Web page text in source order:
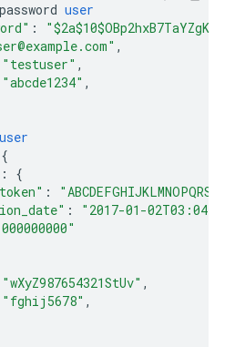
password user
:
,
"testuser" ,
"abcde1234" ,
user
{
:
{
:
:
"2017-01-
"wXyZ987654321StUv" ,
"fghij5678" ,